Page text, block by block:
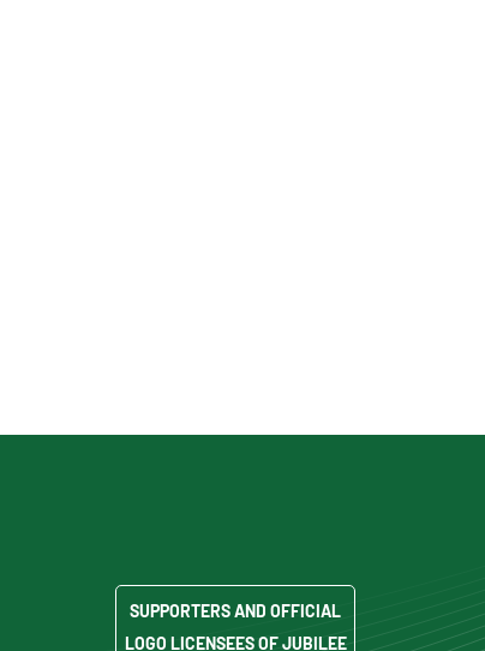
SUPPORTERS AND OFFICIAL
LOGO LICENSEES OF JUBILEE